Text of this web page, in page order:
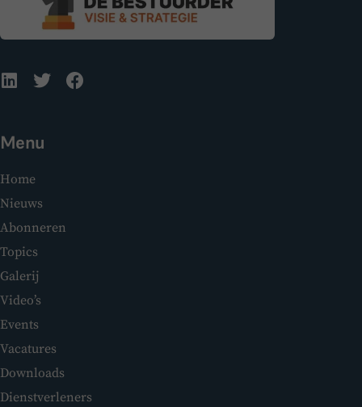
Menu
Home
Nieuws
Abonneren
Topics
Galerij
Video’s
Events
Vacatures
Downloads
Dienstverleners